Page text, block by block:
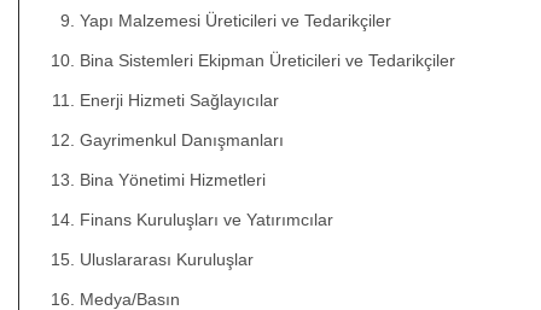
Yapı Malzemesi Üreticileri ve Tedarikçiler
Bina Sistemleri Ekipman Üreticileri ve Tedarikçiler
Enerji Hizmeti Sağlayıcılar
Gayrimenkul Danışmanları
Bina Yönetimi Hizmetleri
Finans Kuruluşları ve Yatırımcılar
Uluslararası Kuruluşlar
Medya/Basın